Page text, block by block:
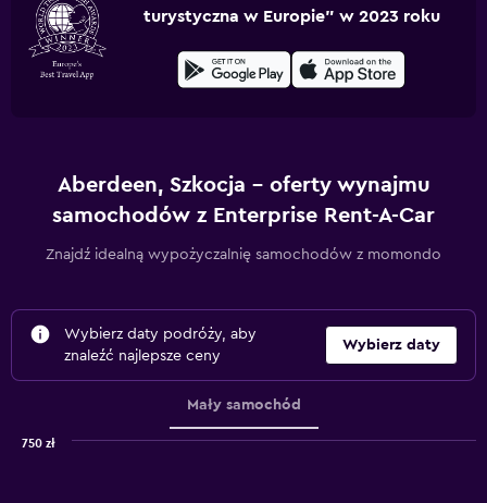
turystyczna w Europie” w 2023 roku
Aberdeen, Szkocja – oferty wynajmu
samochodów z Enterprise Rent-A-Car
Znajdź idealną wypożyczalnię samochodów z momondo
Wybierz daty podróży, aby
znaleźć najlepsze ceny
Wybierz daty
Mały samochód
750 zł